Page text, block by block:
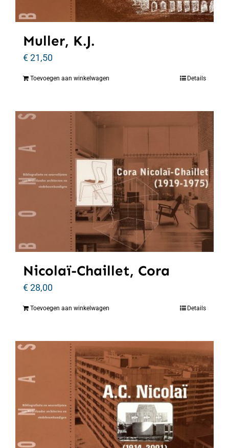
Muller, K.J.
€21,50
Toevoegen aan winkelwagen Details
Nicolaï-Chaillet, Cora
€28,00
Toevoegen aan winkelwagen Details